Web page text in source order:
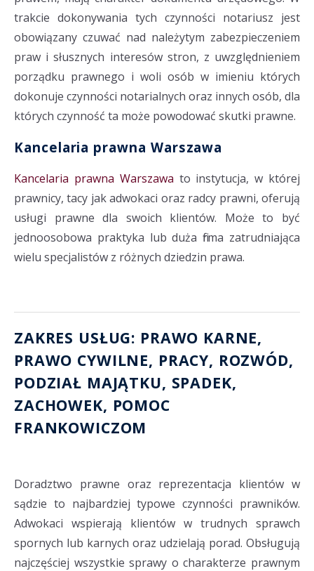
trakcie dokonywania tych czynności notariusz jest
obowiązany czuwać nad należytym zabezpieczeniem
praw i słusznych interesów stron, z uwzględnieniem
porządku prawnego i woli osób w imieniu których
dokonuje czynności notarialnych oraz innych osób, dla
których czynność ta może powodować skutki prawne.
Kancelaria prawna Warszawa
Kancelaria prawna Warszawa to instytucja, w której
prawnicy, tacy jak adwokaci oraz radcy prawni, oferują
usługi prawne dla swoich klientów. Może to być
jednoosobowa praktyka lub duża firma zatrudniająca
wielu specjalistów z różnych dziedzin prawa.
ZAKRES USŁUG: PRAWO KARNE,
PRAWO CYWILNE, PRACY, ROZWÓD,
PODZIAŁ MAJĄTKU, SPADEK,
ZACHOWEK, POMOC
FRANKOWICZOM
Doradztwo prawne oraz reprezentacja klientów w
sądzie to najbardziej typowe czynności prawników.
Adwokaci wspierają klientów w trudnych sprawch
spornych lub karnych oraz udzielają porad. Obsługują
najczęściej wszystkie sprawy o charakterze prawnym